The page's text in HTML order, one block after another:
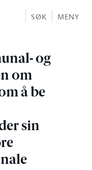
SØK MENY
og
om
å be
sin